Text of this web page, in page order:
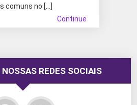
comuns no […]
Continue
REDES SOCIAIS